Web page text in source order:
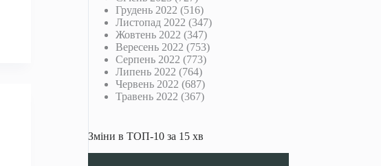
Грудень 2022 (516)
Листопад 2022 (347)
Жовтень 2022 (347)
Вересень 2022 (753)
Серпень 2022 (773)
Липень 2022 (764)
Червень 2022 (687)
Травень 2022 (367)
Зміни в ТОП-10 за 15 хв